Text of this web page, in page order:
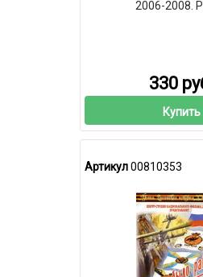
2006-2008.
330
Купить
Артикул00810353